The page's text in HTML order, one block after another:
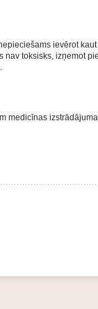
ievērot
nav toksisks, izņemot
medicīnas